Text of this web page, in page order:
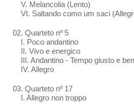
V. Melancolia (Lento)
VI. Saltando como um saci
02. Quarteto nº 5
I. Poco andantino
II. Vivo e energico
III. Andantino - Tempo giusto e
IV. Allegro
03. Quarteto nº 17
I. Allegro non troppo